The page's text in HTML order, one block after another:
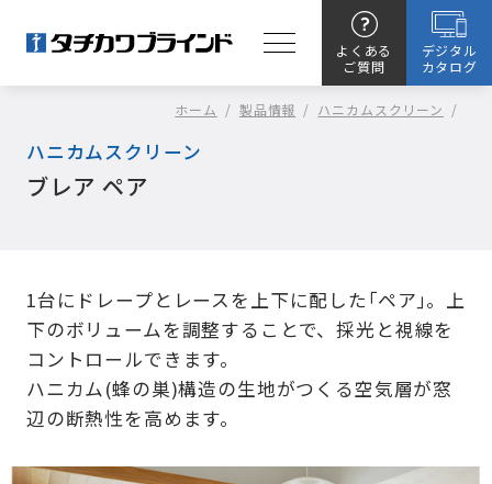
よくある
ご質問
デジタル
カタログ
ホーム / 製品情報 / ハニカムスクリーン /
ハニカムスクリーン
ブレア ペア
1台にドレープとレースを上下に配した｢ペア｣。上
下のボリュームを調整することで、採光と視線を
コントロールできます。
ハニカム(蜂の巣)構造の生地がつくる空気層が窓
辺の断熱性を高めます。